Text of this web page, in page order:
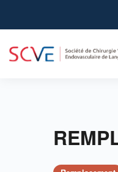
principal